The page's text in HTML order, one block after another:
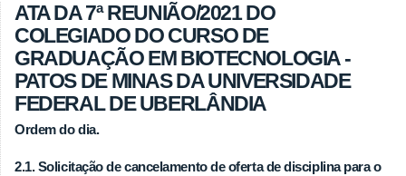
ATA DA 7ª REUNIÃO/2021 DO
COLEGIADO DO CURSO DE
GRADUAÇÃO EM BIOTECNOLOGIA -
PATOS DE MINAS DA UNIVERSIDADE
FEDERAL DE UBERLÂNDIA
Ordem do dia.
2.1. Solicitação de cancelamento de oferta de disciplina para o